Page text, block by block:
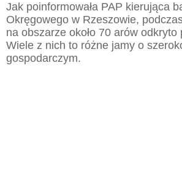
Jak poinformowała PAP kierująca
Okręgowego w Rzeszowie,
na obszarze około 70 arów
Wiele z nich to różne jamy o
gospodarczym.